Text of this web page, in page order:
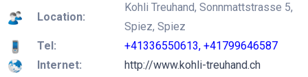
Location:
Kohli Treuhand, Sonnmattstrasse 5,
Spiez, Spiez
Tel:
+41336550613, +41799646587
Internet:
http://www.kohli-treuhand.ch